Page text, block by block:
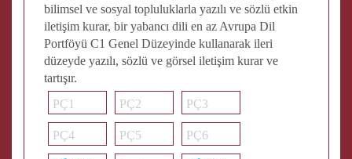
bilimsel ve sosyal topluluklarla yazılı ve sözlü etkin
iletişim kurar, bir yabancı dili en az Avrupa Dil
Portföyü C1 Genel Düzeyinde kullanarak ileri
düzeyde yazılı, sözlü ve görsel iletişim kurar ve
tartışır.
PÇ1
PÇ2 PÇ3
PÇ4 PÇ5 PÇ6